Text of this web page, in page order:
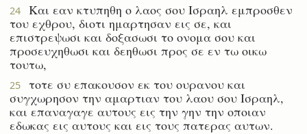
24
Και εαν κτυπηθη ο λαος σου Ισραηλ εμπροσθεν
του εχθρου, διοτι ημαρτησαν εις σε, και
επιστρεψωσι και δοξασωσι το ονομα σου και
προσευχηθωσι και δεηθωσι προς σε εν τω οικω
τουτω,
25
τοτε συ επακουσον εκ του ουρανου και
συγχωρησον την αμαρτιαν του λαου σου Ισραηλ,
και επαναγαγε αυτους εις την γην την οποιαν
εδωκας εις αυτους και εις τους πατερας αυτων.